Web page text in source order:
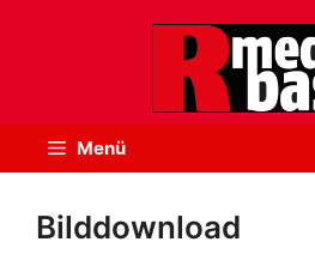
Menü
Bilddownload